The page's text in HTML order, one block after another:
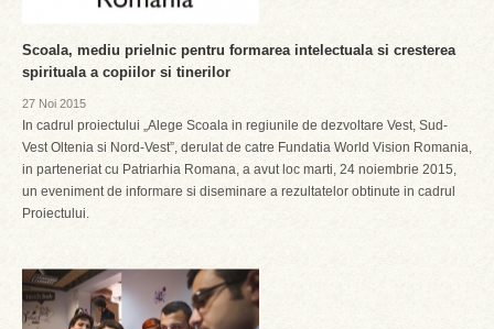
Scoala, mediu prielnic pentru formarea intelectuala si cresterea
spirituala a copiilor si tinerilor
27 Noi 2015
In cadrul proiectului „Alege Scoala in regiunile de dezvoltare Vest, Sud-
Vest Oltenia si Nord-Vest”, derulat de catre Fundatia World Vision Romania,
in parteneriat cu Patriarhia Romana, a avut loc marti, 24 noiembrie 2015,
un eveniment de informare si diseminare a rezultatelor obtinute in cadrul
Proiectului.